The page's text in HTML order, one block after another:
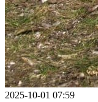
2025-10-01 07:59